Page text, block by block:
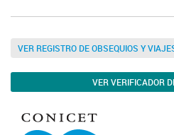
VER REGISTRO DE OBSEQUIOS Y
VER VERIFICADOR